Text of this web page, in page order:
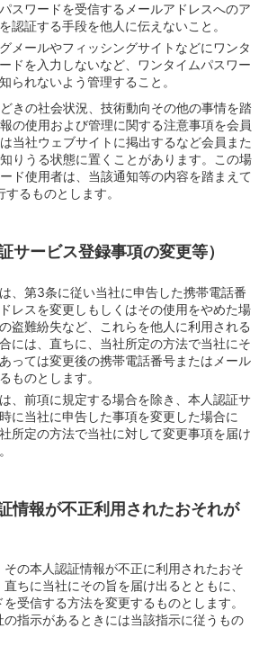
スワードを受信するメールアドレスへのア
認証する手段を他人に伝えないこと。
メールやフィッシングサイトなどにワンタ
ドを入力しないなど、ワンタイムパスワー
られないよう管理すること。
きの社会状況、技術動向その他の事情を踏
の使用および管理に関する注意事項を会員
当社ウェブサイトに掲出するなど会員また
りうる状態に置くことがあります。この場
ド使用者は、当該通知等の内容を踏まえて
るものとします。
サービス登録事項の変更等）
、第3条に従い当社に申告した携帯電話番
レスを変更しもしくはその使用をやめた場
盗難紛失など、これらを他人に利用される
には、直ちに、当社所定の方法で当社にそ
っては変更後の携帯電話番号またはメール
ものとします。
、前項に規定する場合を除き、本人認証サ
に当社に申告した事項を変更した場合に
所定の方法で当社に対して変更事項を届け
情報が不正利用されたおそれが
の本人認証情報が不正に利用されたおそ
ちに当社にその旨を届け出るとともに、
受信する方法を変更するものとします。
の指示があるときには当該指示に従うもの